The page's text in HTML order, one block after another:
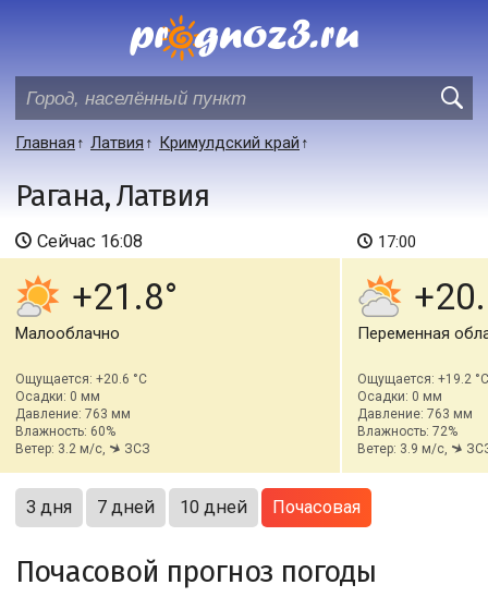
Главная Латвия Кримулдский край
Рагана, Латвия
Сейчас 16:08
+21.8
Малооблачно
Ощущается: +20.6 °C
Осадки: 0 мм
Давление: 763 мм
Влажность: 60%
Ветер: 3.2 м/с,
ЗСЗ
17:00
Переменная
Ощущается: +19.2 °C
Осадки: 0 мм
Давление: 763 мм
Влажность: 72%
Ветер: 3.9 м/с,
3 дня 7 дней 10 дней Почасовая
Почасовой прогноз погоды